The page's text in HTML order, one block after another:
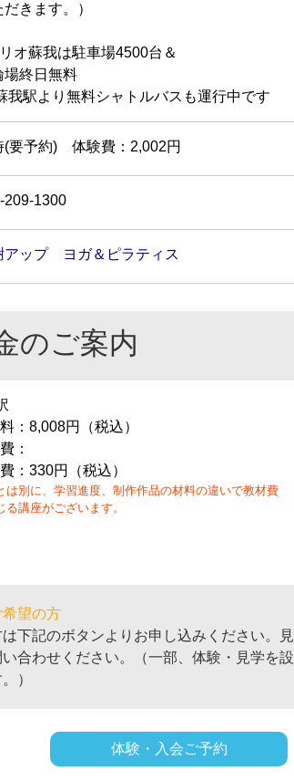
だきます。）
オ蘇我は駐車場4500台＆
場終日無料
我駅より無料シャトルバスも運行中です
(要予約) 体験費：2,002円
209-1300
アップ ヨガ＆ピラティス
のご案内
：8,008円（税込）
：
：330円（税込）
は別に、学習進度、制作作品の材料の違いで教材費
る講座がございます。
望の方
下記のボタンよりお申し込みください。見
合わせください。（一部、体験・見学を設
）
体験・入会ご予約